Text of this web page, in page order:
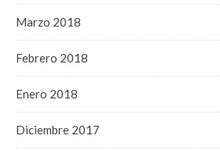
Marzo 2018
Febrero 2018
Enero 2018
Diciembre 2017